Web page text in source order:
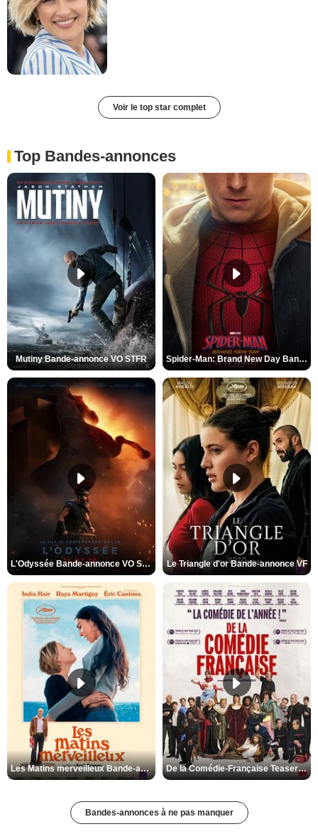
Voir le top star complet
Top Bandes-annonces
Mutiny Bande-annonce VO STFR Spider-Man: Brand New Day Bande-annonce VO STFR
L'Odyssée Bande-annonce VO STFR Le Triangle d'or Bande-annonce VF
Les Matins merveilleux Bande-annonce VF De la Comédie-Française Teaser VF
Bandes-annonces à ne pas manquer